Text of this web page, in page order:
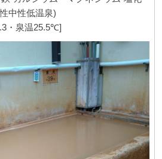
中性低温泉)
・泉温25.5℃]